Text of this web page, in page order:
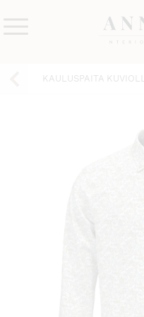
&
KAULUSPAITA